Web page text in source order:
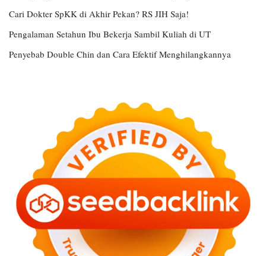
Cari Dokter SpKK di Akhir Pekan? RS JIH Saja!
Pengalaman Setahun Ibu Bekerja Sambil Kuliah di UT
Penyebab Double Chin dan Cara Efektif Menghilangkannya